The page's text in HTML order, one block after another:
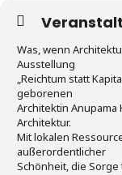
Was, wenn
Ausstellung
„Reichtum statt
geborenen
Architektin
Architektur.
Mit lokalen
außerordentlicher
Schönheit, die